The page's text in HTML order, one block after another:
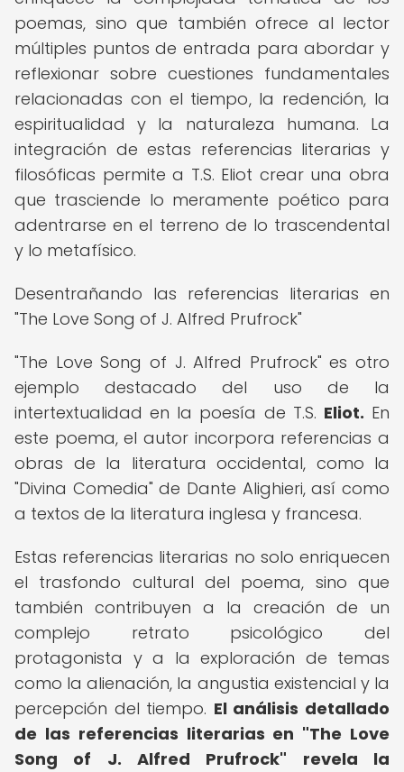
poemas, sino que también ofrece al lector
múltiples puntos de entrada para abordar y
reflexionar sobre cuestiones fundamentales
relacionadas con el tiempo, la redención, la
espiritualidad y la naturaleza humana. La
integración de estas referencias literarias y
filosóficas permite a T.S. Eliot crear una obra
que trasciende lo meramente poético para
adentrarse en el terreno de lo trascendental
y lo metafísico.
Desentrañando las referencias literarias en
"The Love Song of J. Alfred Prufrock"
"The Love Song of J. Alfred Prufrock" es otro
ejemplo destacado del uso de la
intertextualidad en la poesía de T.S. Eliot. En
este poema, el autor incorpora referencias a
obras de la literatura occidental, como la
"Divina Comedia" de Dante Alighieri, así como
a textos de la literatura inglesa y francesa.
Estas referencias literarias no solo enriquecen
el trasfondo cultural del poema, sino que
también contribuyen a la creación de un
complejo retrato psicológico del
protagonista y a la exploración de temas
como la alienación, la angustia existencial y la
percepción del tiempo. El análisis detallado
de las referencias literarias en "The Love
Song of J. Alfred Prufrock" revela la